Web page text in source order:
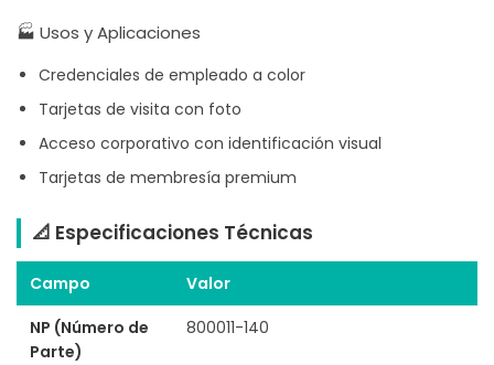
🏭 Usos y Aplicaciones
Credenciales de empleado a color
Tarjetas de visita con foto
Acceso corporativo con identificación visual
Tarjetas de membresía premium
📐 Especificaciones Técnicas
Campo
Valor
NP (Número de
Parte)
800011-140